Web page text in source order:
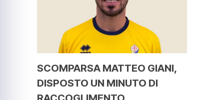
SCOMPARSA MATTEO GIANI,
DISPOSTO UN MINUTO DI